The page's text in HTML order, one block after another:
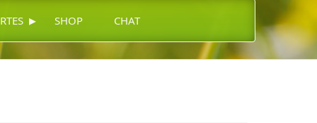
▸ SHOP CHAT